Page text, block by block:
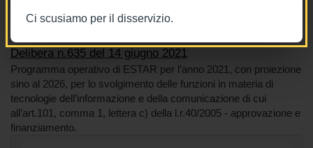
Ci scusiamo per il disservizio.
Tags Toscana BURT Bollettino della regione toscana
Delibera n.635 del 14 giugno 2021
Programma operativo di ESTAR per l’anno 2021, con proiezione
sino al 2026, per lo svolgimento delle funzioni in materia di
tecnologie dell’informazione e della comunicazione di cui
all’art.101, comma 1, lettera c) della l.r.40/2005 - approvazione e
finanziamento.